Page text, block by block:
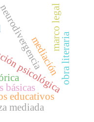
psicológica
básicas
mediaciónobra literaria
educativos
mediada
marco legal